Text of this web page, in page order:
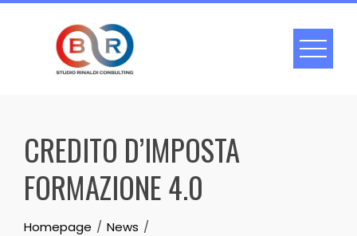
Skip
CREDITO D’IMPOSTA
FORMAZIONE 4.0
Homepage
News